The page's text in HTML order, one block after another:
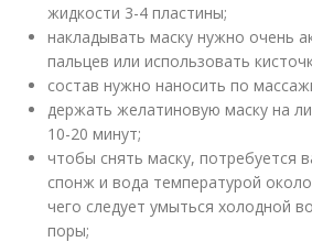
жидкости 3-4 пластины;
накладывать маску нужно очень
пальцев или использовать
состав нужно наносить по
держать желатиновую маску на
10-20 минут;
чтобы снять маску, потребуется
спонж и вода температурой
чего следует умыться холодной
поры;